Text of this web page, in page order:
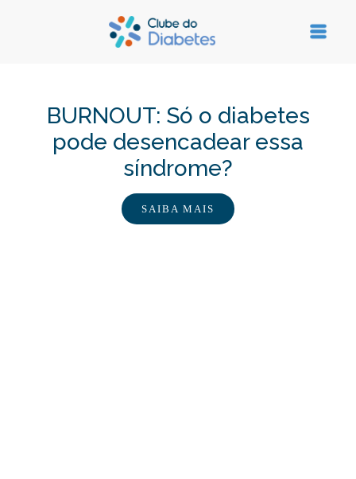
BURNOUT: Só o diabetes
pode desencadear essa
síndrome?
SAIBA MAIS